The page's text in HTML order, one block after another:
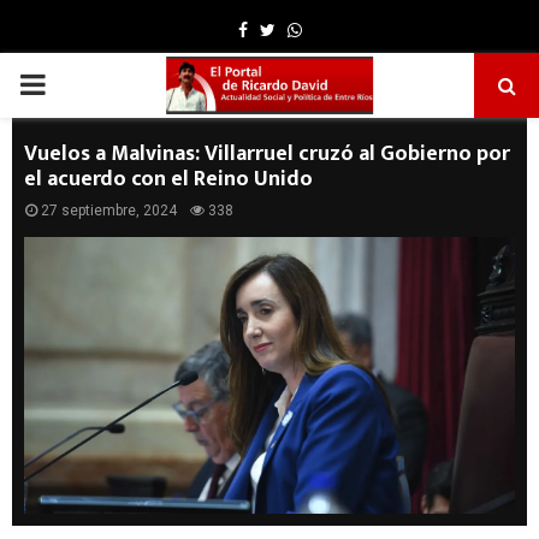
Facebook
TwitterWhatsapp
PRIMARY
MENU
Vuelos a Malvinas: Villarruel cruzó al Gobierno por
el acuerdo con el Reino Unido
27 septiembre, 2024 338